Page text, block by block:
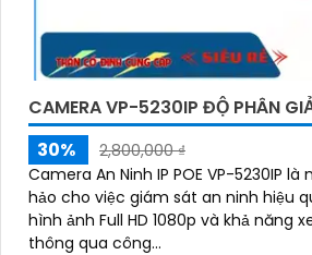
CAMERA VP-5230IP ĐỘ PHÂN
30%
2,800,000 ₫
Camera An Ninh IP POE VP-5230IP
hảo cho việc giám sát an ninh hiệu quả. Với chất
hình ảnh Full HD 1080p và khả năng
thông qua công...